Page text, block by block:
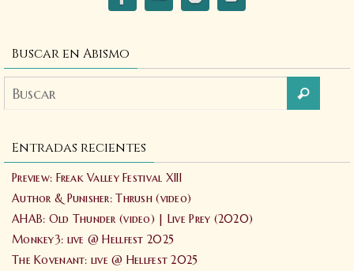
Buscar en Abismo
Entradas recientes
Preview: Freak Valley Festival XIII
Author & Punisher: Thrush (video)
AHAB: Old Thunder (video) | Live Prey (2020)
Monkey3: live @ Hellfest 2025
The Kovenant: live @ Hellfest 2025